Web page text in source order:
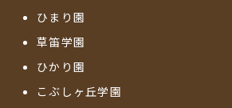
ひまり園
草笛学園
ひかり園
こぶしヶ丘学園